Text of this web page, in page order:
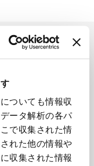
ついても情報収
ータ解析の各パ
で収集された情
れた他の情報や
収集された情報
ロード